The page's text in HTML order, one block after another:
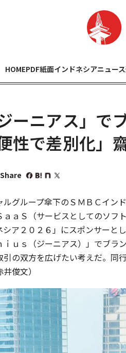
HOMEPDF紙面インドネシアニュース
ーニアス」で
性で差別化」
Share
グループ傘下のＳＭＢＣイン
ａａＳ（サービスとしてのソフ
ア２０２６」にスポンサーと
ｕｓ（ジーニアス）」でブラ
引の双方を広げたい考えだ。同
俊文）